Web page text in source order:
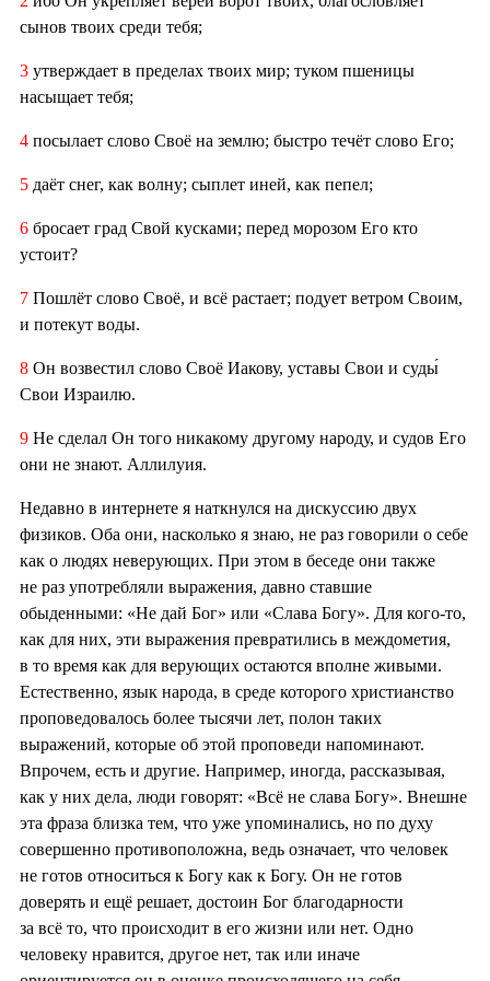
сынов твоих среди тебя;
3 утверждает в пределах твоих мир; туком пшеницы
насыщает тебя;
4 посылает слово Своё на землю; быстро течёт слово Его;
5 даёт снег, как волну; сыплет иней, как пепел;
6 бросает град Свой кусками; перед морозом Его кто
устоит?
7 Пошлёт слово Своё, и всё растает; подует ветром Своим,
и потекут воды.
8 Он возвестил слово Своё Иакову, уставы Свои и суды́
Свои Израилю.
9 Не сделал Он того никакому другому народу, и судов Его
они не знают. Аллилуия.
Недавно в интернете я наткнулся на дискуссию двух
физиков. Оба они, насколько я знаю, не раз говорили о себе
как о людях неверующих. При этом в беседе они также
не раз употребляли выражения, давно ставшие
обыденными: «Не дай Бог» или «Слава Богу». Для кого-то,
как для них, эти выражения превратились в междометия,
в то время как для верующих остаются вполне живыми.
Естественно, язык народа, в среде которого христианство
проповедовалось более тысячи лет, полон таких
выражений, которые об этой проповеди напоминают.
Впрочем, есть и другие. Например, иногда, рассказывая,
как у них дела, люди говорят: «Всё не слава Богу». Внешне
эта фраза близка тем, что уже упоминались, но по духу
совершенно противоположна, ведь означает, что человек
не готов относиться к Богу как к Богу. Он не готов
доверять и ещё решает, достоин Бог благодарности
за всё то, что происходит в его жизни или нет. Одно
человеку нравится, другое нет, так или иначе